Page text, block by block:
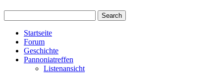
Startseite
Forum
Geschichte
Pannoniatreffen
Listenansicht